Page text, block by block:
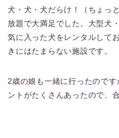
犬・犬・犬だらけ！（ちょっ
放題で大満足でした。大型犬
気に入った犬をレンタルして
きにはたまらない施設です。
2歳の娘も一緒に行ったので
ントがたくさんあったので、